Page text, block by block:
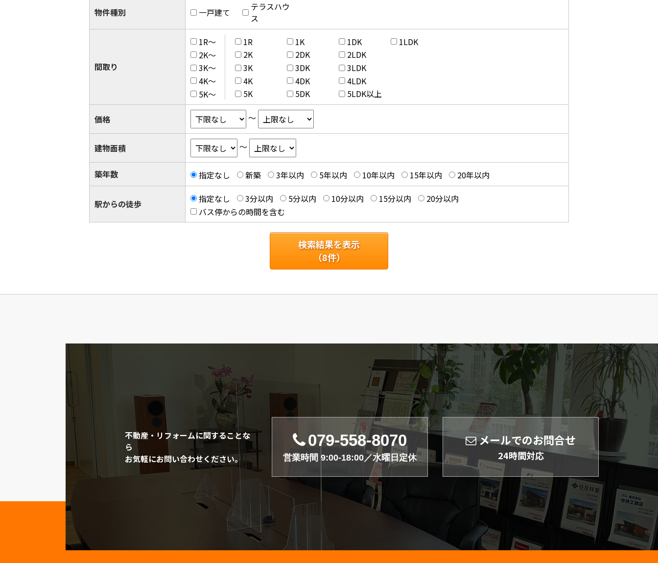
物件種別 一戸建て
テラスハウ
ス
間取り
1R～
2K～
3K～
4K～
5K～
1R 1K 1DK
1LDK
2K
2DK
2LDK
3K
3DK
3LDK
4K
4DK
4LDK
5K
5DK 5LDK以上
価格 ～
建物面積 ～
築年数 指定なし 新築 3年以内 5年以内 10年以内 15年以内 20年以内
駅からの徒歩 指定なし 3分以内 5分以内 10分以内 15分以内
20分以内
バス停からの時間を含む
検索結果を表示
（8件）
不動産・リフォームに関することな
ら
お気軽にお問い合わせください。
079-558-8070
営業時間 9:00-18:00／水曜日定休
メールでのお問合せ
24時間対応